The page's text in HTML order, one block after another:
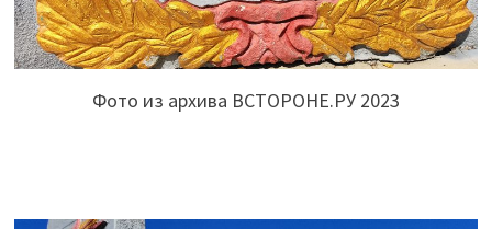
Фото из архива ВСТОРОНЕ.РУ 2023